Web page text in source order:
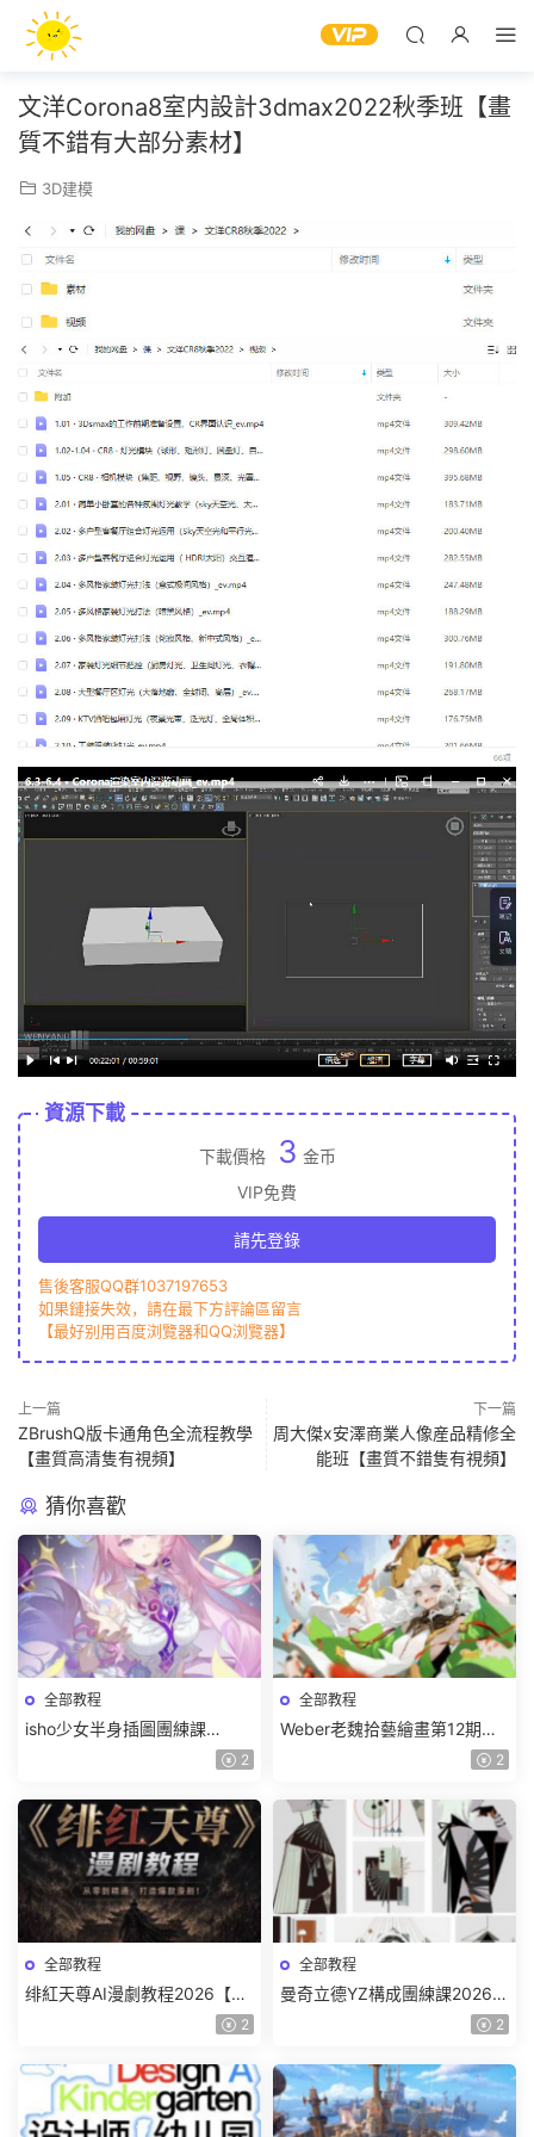
文洋Corona8室内設計3dmax2022秋季班【畫
質不錯有大部分素材】
3D建模
資源下載
下載價格 3 金币
VIP免費
請先登錄
售後客服QQ群1037197653
如果鏈接失效，請在最下方評論區留言
【最好别用百度浏覽器和QQ浏覽器】
上一篇
ZBrushQ版卡通角色全流程教學
【畫質高清隻有視頻】
下一篇
周大傑x安澤商業人像産品精修全
能班【畫質不錯隻有視頻】
猜你喜歡
全部教程
isho少女半身插圖團練課
2026【畫質高清隻有視頻】 2
全部教程
Weber老魏拾藝繪畫第12期角
色特訓班【畫質不錯隻有視
2
全部教程
绯紅天尊AI漫劇教程2026【畫
2
全部教程
曼奇立德YZ構成團練課2026年
8月已結課【畫質高清有課件】
2